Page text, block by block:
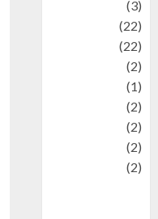
(3)
(22)
(22)
(2)
(1)
(2)
(2)
(2)
(2)